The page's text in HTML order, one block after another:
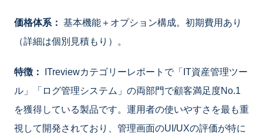
価格体系： 基本機能＋オプション構成。初期費用あり
（詳細は個別見積もり）。
特徴：
ITreviewカテゴリーレポートで「IT資産管理ツー
ル」「ログ管理システム」の両部門で顧客満足度No.1
を獲得している製品です。運用者の使いやすさを最も重
視して開発されており、管理画面のUI/UXの評価が特に